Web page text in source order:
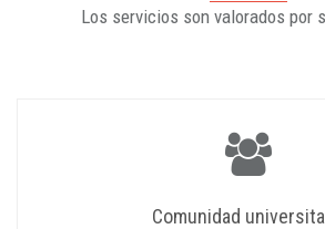
Los servicios son valorados por
Comunidad